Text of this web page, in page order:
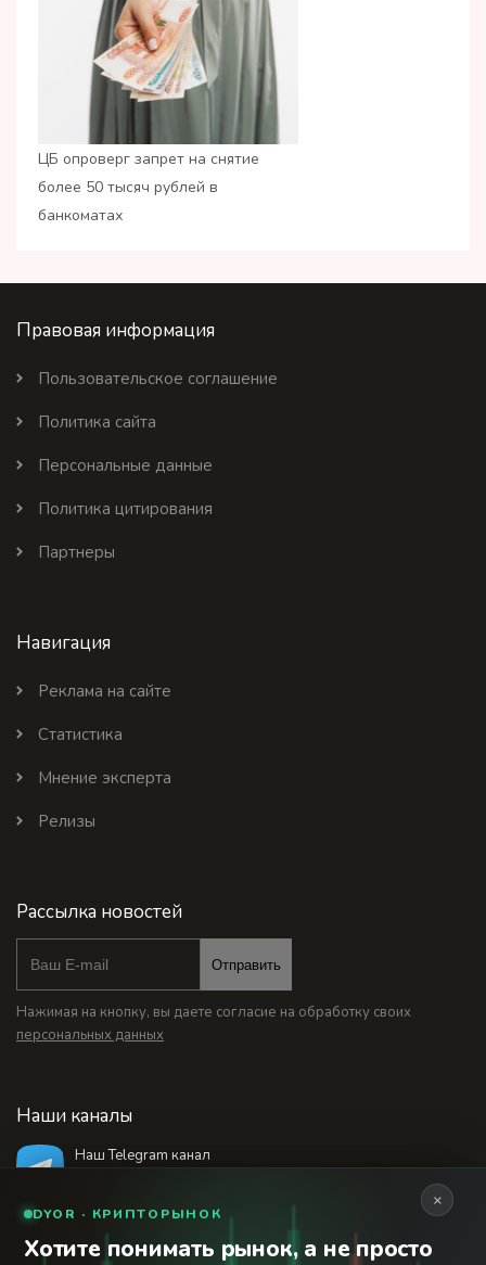
ЦБ опроверг запрет на снятие
более 50 тысяч рублей в
банкоматах
Правовая информация
Пользовательское соглашение
Политика сайта
Персональные данные
Политика цитирования
Партнеры
Навигация
Реклама на сайте
Статистика
Мнение эксперта
Релизы
Рассылка новостей
Отправить
Нажимая на кнопку, вы даете согласие на обработку своих
персональных данных
Наши каналы
Наш Telegram канал
© 2026 Финансовый интернет-портал «Банки
×
DYOR · КРИПТОРЫНОК
Хотите понимать рынок, а не просто